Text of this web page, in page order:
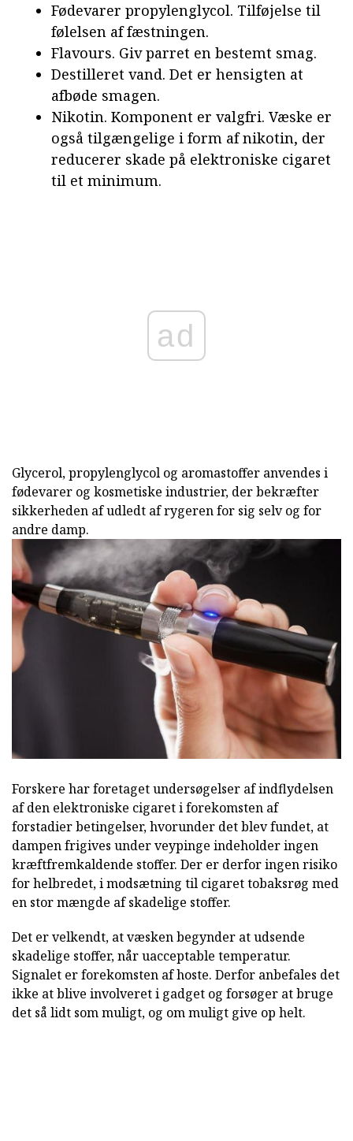
Fødevarer propylenglycol. Tilføjelse til
følelsen af fæstningen.
Flavours. Giv parret en bestemt smag.
Destilleret vand. Det er hensigten at
afbøde smagen.
Nikotin. Komponent er valgfri. Væske er
også tilgængelige i form af nikotin, der
reducerer skade på elektroniske cigaret
til et minimum.
ad
Glycerol, propylenglycol og aromastoffer anvendes i
fødevarer og kosmetiske industrier, der bekræfter
sikkerheden af udledt af rygeren for sig selv og for
andre damp.
Forskere har foretaget undersøgelser af indflydelsen
af den elektroniske cigaret i forekomsten af
forstadier betingelser, hvorunder det blev fundet, at
dampen frigives under veypinge indeholder ingen
kræftfremkaldende stoffer. Der er derfor ingen risiko
for helbredet, i modsætning til cigaret tobaksrøg med
en stor mængde af skadelige stoffer.
Det er velkendt, at væsken begynder at udsende
skadelige stoffer, når uacceptable temperatur.
Signalet er forekomsten af hoste. Derfor anbefales det
ikke at blive involveret i gadget og forsøger at bruge
det så lidt som muligt, og om muligt give op helt.